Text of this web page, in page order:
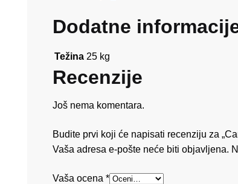
Dodatne
Težina 25 kg
Recenzije
Još nema komentara.
Budite prvi koji će napisati recenziju za
Vaša adresa e-pošte neće biti objavljena.
Vaša ocena *